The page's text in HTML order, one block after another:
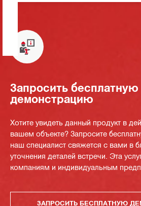
Запросить бесплатную
демонстрацию
Хотите увидеть данный продукт в
вашем объекте? Запросите
наш специалист свяжется с вами в
уточнения деталей встречи. Эта
компаниям и индивидуальным
ЗАПРОСИТЬ БЕСПЛАТНУЮ